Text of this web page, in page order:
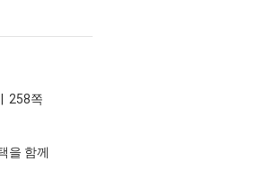
258쪽
을 함께